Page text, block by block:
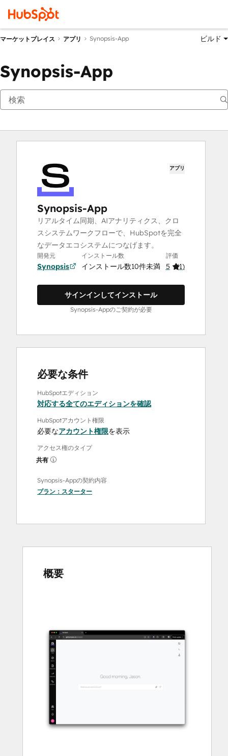
マーケットプレイス アプリ Synopsis-App ビルド
Synopsis-App
アプリ
Synopsis-App
リアルタイム同期、AIアナリティクス、クロ
スシステムワークフローで、HubSpotを完全
なデータエコシステムにつなげます。
開発元
Synopsis
インストール数
インストール数10件未満
評価
5 (1)
サインインしてインストール
Synopsis-Appのご契約が必要
必要な条件
HubSpotエディション
対応する全てのエディションを確認
HubSpotアカウント権限
必要なアカウント権限を表示
アクセス権のタイプ
共有
Synopsis-Appの契約内容
プラン： スターター
概要
目
を
矢